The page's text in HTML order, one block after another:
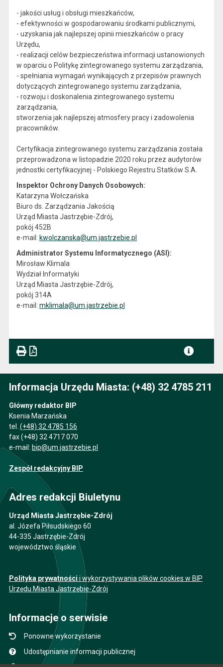
- jakości usług i obsługi mieszkańców,
- efektywności w gospodarowaniu środkami publicznymi,
- uzyskania jak najlepszej opinii mieszkańców o pracy
Urzędu,
- realizacji celów bezpieczeństwa informacji ustanowionych
w oparciu o Politykę zintegrowanego systemu zarządzania,
- spełniania wymagań wynikających z przepisów prawnych
dotyczących zintegrowanego systemu zarządzania,
- rozwoju i doskonalenia zintegrowanego systemu
zarządzania,
stworzenia jak najlepszej atmosfery pracy i zadowolenia
pracowników.
Certyfikacja zintegrowanego systemu zarządzania została
przeprowadzona w listopadzie 2020 roku przez audytorów
jednostki certyfikacyjnej - Polskiego Rejestru Statków S.A.
Inspektor Ochrony Danych Osobowych:
Katarzyna Wołczańska
Biuro ds. Zarządzania Jakością
Urząd Miasta Jastrzębie-Zdrój,
pokój 452B
e-mail: kwolczanska@um.jastrzebie.pl
Administrator Systemu Informatycznego (ASI):
Mirosław Klimala
Wydział Informatyki
Urząd Miasta Jastrzębie-Zdrój,
pokój 314A
e-mail: mklimala@um.jastrzebie.pl
Informacja Urzędu Miasta: (+48) 32 4785 211
Główny redaktor BIP
Ksenia Marzańska
tel. (+48) 32 4785 156
fax (+48) 32 4717 070
e-mail: bip@um.jastrzebie.pl
Zespół redakcyjny BIP
Adres redakcji Biuletynu
Urząd Miasta Jastrzębie-Zdrój
al. Józefa Piłsudskiego 60
44-335 Jastrzębie-Zdrój
województwo śląskie
Polityka prywatności i wykorzystywania plików cookies w BIP
Urzędu Miasta Jastrzębie-Zdrój
Informacje o serwisie
Ponowne wykorzystanie
Udostępnianie informacji publicznej